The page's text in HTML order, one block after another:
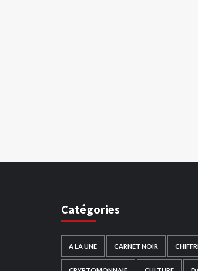
Catégories
A LA UNE CARNET NOIR